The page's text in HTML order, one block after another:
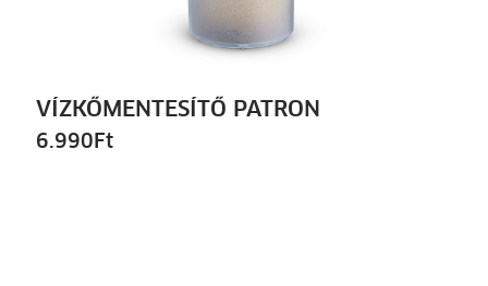
VÍZKŐMENTESÍTŐ PATRON
6.990 Ft